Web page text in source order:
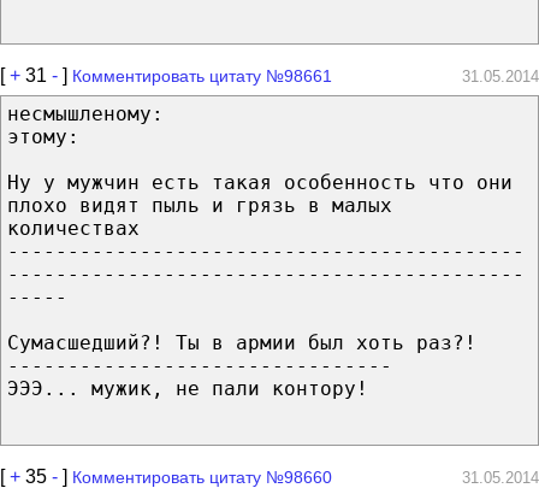
[+ 31 - ] Комментировать цитату №98661 31.05.2014
несмышленому:
этому:
Ну у мужчин есть такая особенность что они
плохо видят пыль и грязь в малых
количествах
-------------------------------------------
-------------------------------------------
-----
Сумасшедший?! Ты в армии был хоть раз?!
--------------------------------
ЭЭЭ... мужик, не пали контору!
[+ 35 - ] Комментировать цитату №98660 31.05.2014